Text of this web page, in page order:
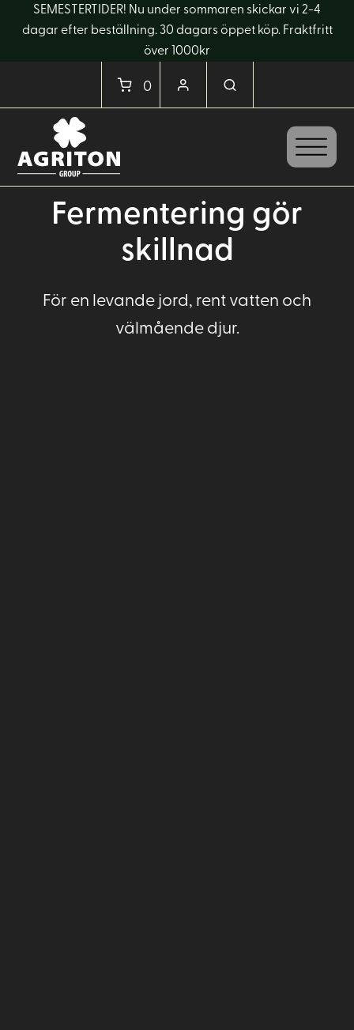
SEMESTERTIDER! Nu under sommaren skickar vi 2-4
dagar efter beställning. 30 dagars öppet köp. Fraktfritt
över 1000kr
0
Fermentering gör
skillnad
För en levande jord, rent vatten och
välmående djur.